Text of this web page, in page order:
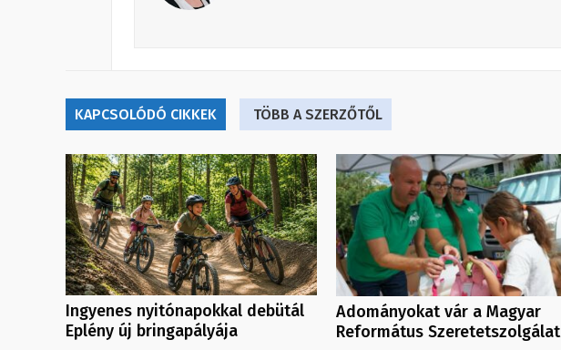
KAPCSOLÓDÓ CIKKEK TÖBB A SZERZŐTŐL
Ingyenes nyitónapokkal debütál
Eplény új bringapályája
Adományokat vár a Magyar
Református Szeretetszolgálat